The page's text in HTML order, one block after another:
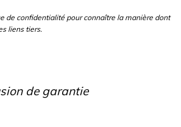
de confidentialité pour connaître la manière dont
liens tiers.
de garantie